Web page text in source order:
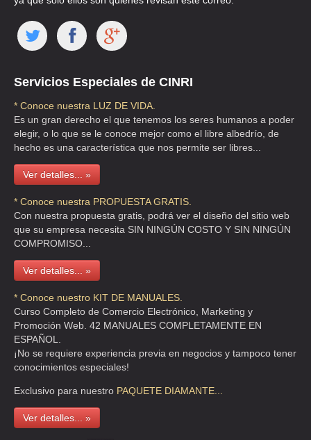
Servicios Especiales de CINRI
* Conoce nuestra LUZ DE VIDA.
Es un gran derecho el que tenemos los seres humanos a poder
elegir, o lo que se le conoce mejor como el libre albedrío, de
hecho es una característica que nos permite ser libres...
Ver detalles... »
* Conoce nuestra PROPUESTA GRATIS.
Con nuestra propuesta gratis, podrá ver el diseño del sitio web
que su empresa necesita SIN NINGÚN COSTO Y SIN NINGÚN
COMPROMISO...
Ver detalles... »
* Conoce nuestro KIT DE MANUALES.
Curso Completo de Comercio Electrónico, Marketing y
Promoción Web. 42 MANUALES COMPLETAMENTE EN
ESPAÑOL.
¡No se requiere experiencia previa en negocios y tampoco tener
conocimientos especiales!
Exclusivo para nuestro PAQUETE DIAMANTE...
Ver detalles... »